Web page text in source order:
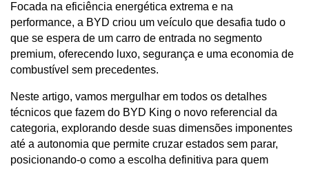
Focada na eficiência energética extrema e na
performance, a BYD criou um veículo que desafia tudo o
que se espera de um carro de entrada no segmento
premium, oferecendo luxo, segurança e uma economia de
combustível sem precedentes.
Neste artigo, vamos mergulhar em todos os detalhes
técnicos que fazem do BYD King o novo referencial da
categoria, explorando desde suas dimensões imponentes
até a autonomia que permite cruzar estados sem parar,
posicionando-o como a escolha definitiva para quem